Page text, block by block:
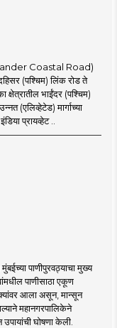
Coastal Road)
(पश्चिम) लिंक रोड ते
क्षेत्रातील भाईंदर (पश्चिम)
(एलिव्हेटेड) मार्गाच्या
प्रायव्हेट ..
पाणीपुरवठ्याचा मुख्य
पाणीसाठा एकूण
आला असून, मान्सून
महानगरपालिकेने
घोषणा केली.